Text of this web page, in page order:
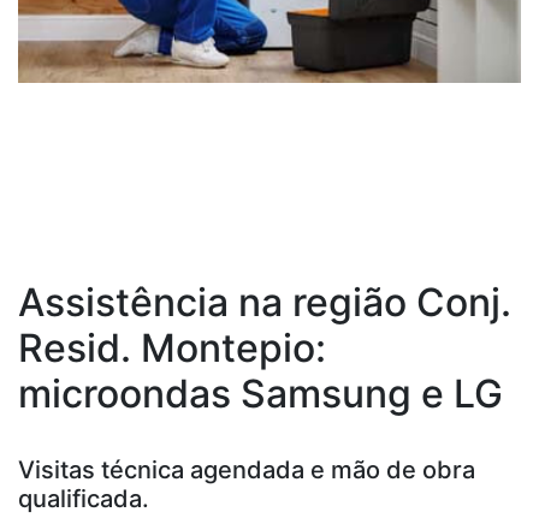
Assistência na região Conj.
Resid. Montepio:
microondas Samsung e LG
Visitas técnica agendada e mão de obra
qualificada.